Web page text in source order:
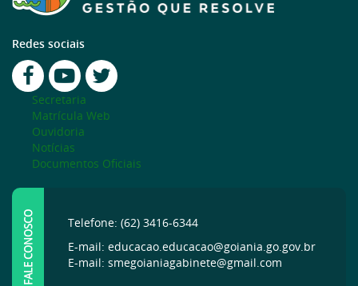
Redes sociais
Secretaria
Matrícula Web
Ouvidoria
Notícias
Documentos Oficiais
FALE CONOSCO
Telefone: (62) 3416-6344
E-mail: educacao.educacao@goiania.go.gov.br
E-mail: smegoianiagabinete@gmail.com